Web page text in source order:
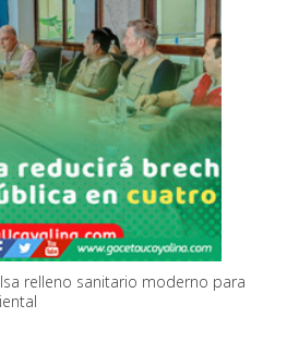
relleno sanitario moderno para